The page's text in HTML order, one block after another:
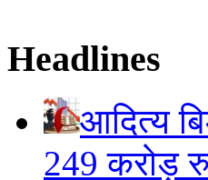
Headlines
आदित्य
249 करोड़